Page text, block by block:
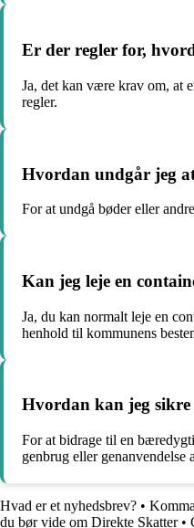
Er der regler for,
Ja, det kan være krav om, at
regler.
Hvordan undgår jeg
For at undgå bøder eller
Kan jeg leje en
Ja, du kan normalt leje en
henhold til kommunens
Hvordan kan jeg
For at bidrage til en
genbrug eller genanvendelse
Hvad er et nyhedsbrev? •
du bør vide om Direkte Skatter•